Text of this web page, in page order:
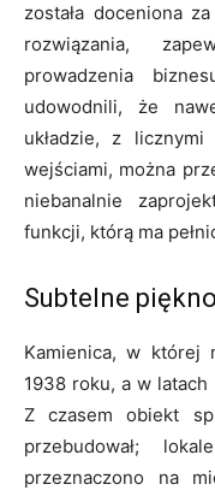
została doceniona
rozwiązania,
prowadzenia
udowodnili, że
układzie, z
wejściami, można
niebanalnie
funkcji, którą ma
Subtelne
Kamienica, w której
1938 roku, a w latach
Z czasem obiekt
przebudował;
przeznaczono na